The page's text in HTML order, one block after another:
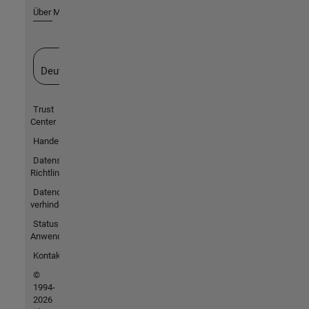
Über MathWorks
Deutschland
Trust
Center
Handelsmarken
Datenschutz-
Richtlinien
Datendiebstahl
verhindern
Status von
Anwendungen
Kontakt
©
1994-
2026